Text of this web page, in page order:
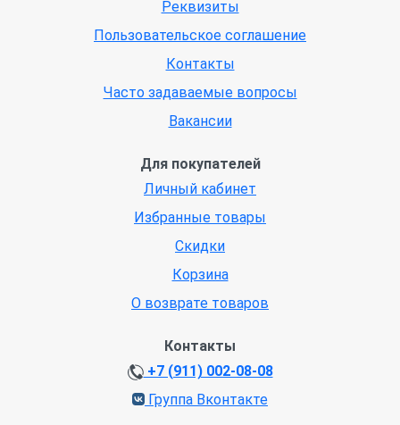
Реквизиты
Пользовательское соглашение
Контакты
Часто задаваемые вопросы
Вакансии
Для покупателей
Личный кабинет
Избранные товары
Скидки
Корзина
О возврате товаров
Контакты
+7 (911) 002-08-08
Группа Вконтакте